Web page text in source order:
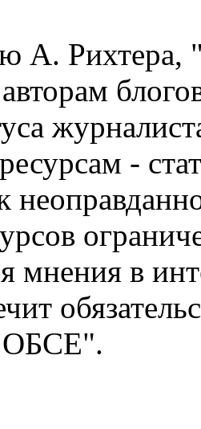
А. Рихтера,
-
мнения в
ОБСЕ".